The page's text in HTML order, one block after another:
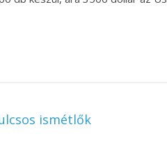
ismétlők